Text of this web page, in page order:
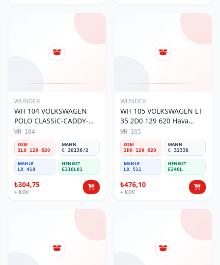
WUNDER
WH 104 VOLKSWAGEN
POLO CLASSiC-CADDY-
SEAT iBiZA 1L0 129 620
Hava Filtresi
WH 104
OEM
1L0 129 620
MANN
C 28136/2
MAHLE
LX 418
HENGST
E216L01
₺304,75
+ KDV
WUNDER
WH 105 VOLKSWAGEN LT
35 2D0 129 620 Hava
Filtresi
WH 105
OEM
2D0 129 620
MANN
C 32338
MAHLE
LX 511
HENGST
E240L
₺476,10
+ KDV